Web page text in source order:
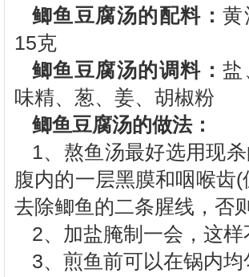
鲫鱼豆腐汤的配料：黄
15克
鲫鱼豆腐汤的调料：盐
味精、葱、姜、胡椒粉
鲫鱼豆腐汤的做法：
1、熬鱼汤最好选用现
腹内的一层黑膜和咽喉齿(
去除鲫鱼的二条腥线，否
2、加盐腌制一会，这
3、煎鱼前可以在锅内